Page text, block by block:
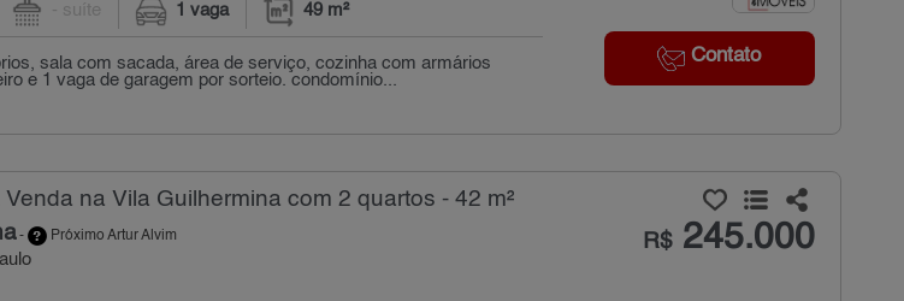
Contato
- suíte 1 vaga 49 m²
sala com sacada, área de serviço, cozinha com armários
e 1 vaga de garagem por sorteio. condomínio...
na Vila Guilhermina com 2 quartos - 42 m²
- Próximo Artur Alvim R$245.000